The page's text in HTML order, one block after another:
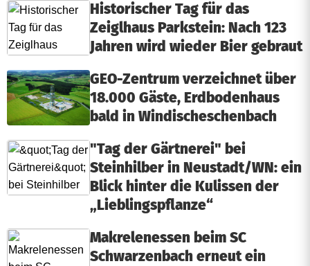
Historischer Tag für das
Zeiglhaus Parkstein: Nach 123
Jahren wird wieder Bier gebraut
GEO-Zentrum verzeichnet über
18.000 Gäste, Erdbodenhaus
bald in Windischeschenbach
"Tag der Gärtnerei" bei
Steinhilber in Neustadt/WN: ein
Blick hinter die Kulissen der
„Lieblingspflanze“
Makrelenessen beim SC
Schwarzenbach erneut ein